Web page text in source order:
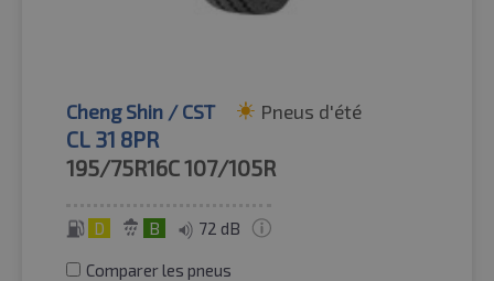
Cheng Shin / CST Pneus d'été
CL 31 8PR
195/75R16C107/105R
D B 72 dB
Comparer les pneus